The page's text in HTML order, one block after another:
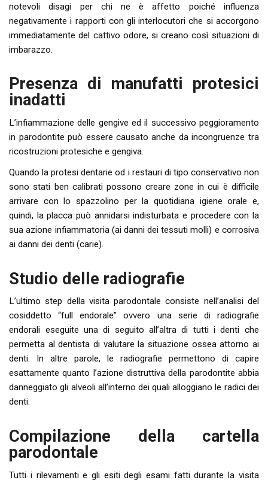
notevoli disagi per chi ne è affetto poiché influenza
negativamente i rapporti con gli interlocutori che si accorgono
immediatamente del cattivo odore, si creano così situazioni di
imbarazzo.
Presenza di manufatti protesici
inadatti
L’infiammazione delle gengive ed il successivo peggioramento
in parodontite può essere causato anche da incongruenze tra
ricostruzioni protesiche e gengiva.
Quando la protesi dentarie od i restauri di tipo conservativo non
sono stati ben calibrati possono creare zone in cui è difficile
arrivare con lo spazzolino per la quotidiana igiene orale e,
quindi, la placca può annidarsi indisturbata e procedere con la
sua azione infiammatoria (ai danni dei tessuti molli) e corrosiva
ai danni dei denti (carie).
Studio delle radiografie
L’ultimo step della visita parodontale consiste nell’analisi del
cosiddetto “full endorale” ovvero una serie di radiografie
endorali eseguite una di seguito all’altra di tutti i denti che
permetta al dentista di valutare la situazione ossea attorno ai
denti. In altre parole, le radiografie permettono di capire
esattamente quanto l’azione distruttiva della parodontite abbia
danneggiato gli alveoli all’interno dei quali alloggiano le radici dei
denti.
Compilazione della cartella
parodontale
Tutti i rilevamenti e gli esiti degli esami fatti durante la visita